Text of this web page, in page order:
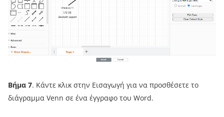
Βήμα 7. Κάντε κλικ στην Εισαγωγή για να προσθέσετε το
διάγραμμα Venn σε ένα έγγραφο του Word.